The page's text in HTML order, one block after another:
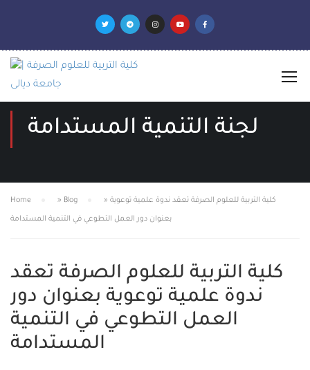
لجنة التنمية المستدامة
Home » Blog » كلية التربية للعلوم الصرفة تعقد ندوة علمية توعوية
بعنوان دور العمل التطوعي في التنمية المستدامة
كلية التربية للعلوم الصرفة تعقد
ندوة علمية توعوية بعنوان دور
العمل التطوعي في التنمية
المستدامة